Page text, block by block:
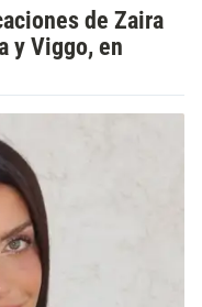
de Zaira
y Viggo, en